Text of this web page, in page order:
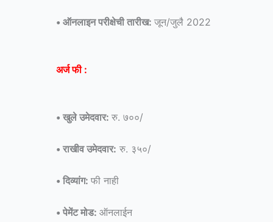
• ऑनलाइन परीक्षेची तारीख: जून/जुलै 2022
अर्ज फी :
• खुले उमेदवार: रु. ७००/
• राखीव उमेदवार: रु. ३५०/
• दिव्यांग: फी नाही
• पेमेंट मोड: ऑनलाईन